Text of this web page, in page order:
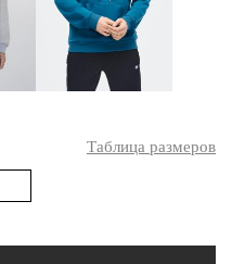
Таблица размеров